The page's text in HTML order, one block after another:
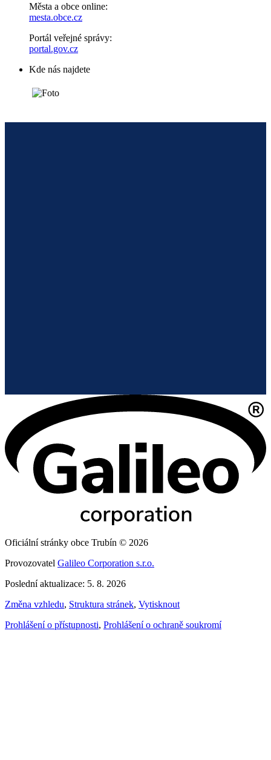
Města a obce online:
mesta.obce.cz
Portál veřejné správy:
portal.gov.cz
Kde nás najdete
Oficiální stránky obce Trubín © 2026
Provozovatel Galileo Corporation s.r.o.
Poslední aktualizace: 5. 8. 2026
Změna vzhledu, Struktura stránek, Vytisknout
Prohlášení o přístupnosti, Prohlášení o ochraně soukromí